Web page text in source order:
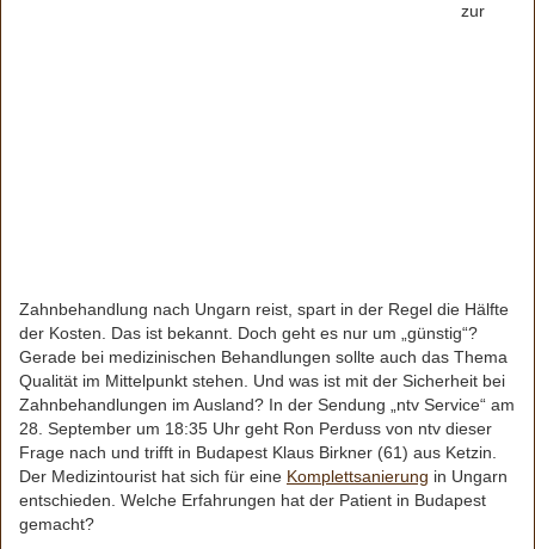
zur
Zahnbehandlung nach Ungarn reist, spart in der Regel die Hälfte
der Kosten. Das ist bekannt. Doch geht es nur um „günstig“?
Gerade bei medizinischen Behandlungen sollte auch das Thema
Qualität im Mittelpunkt stehen. Und was ist mit der Sicherheit bei
Zahnbehandlungen im Ausland? In der Sendung „ntv Service“ am
28. September um 18:35 Uhr geht Ron Perduss von ntv dieser
Frage nach und trifft in Budapest Klaus Birkner (61) aus Ketzin.
Der Medizintourist hat sich für eine Komplettsanierung in Ungarn
entschieden. Welche Erfahrungen hat der Patient in Budapest
gemacht?